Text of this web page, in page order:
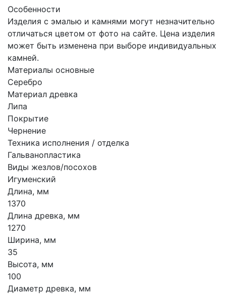
Особенности
Изделия с эмалью и камнями могут незначительно
отличаться цветом от фото на сайте. Цена изделия
может быть изменена при выборе индивидуальных
камней.
Материалы основные
Серебро
Материал древка
Липа
Покрытие
Чернение
Техника исполнения / отделка
Гальванопластика
Виды жезлов/посохов
Игуменский
Длина, мм
1370
Длина древка, мм
1270
Ширина, мм
35
Высота, мм
100
Диаметр древка, мм